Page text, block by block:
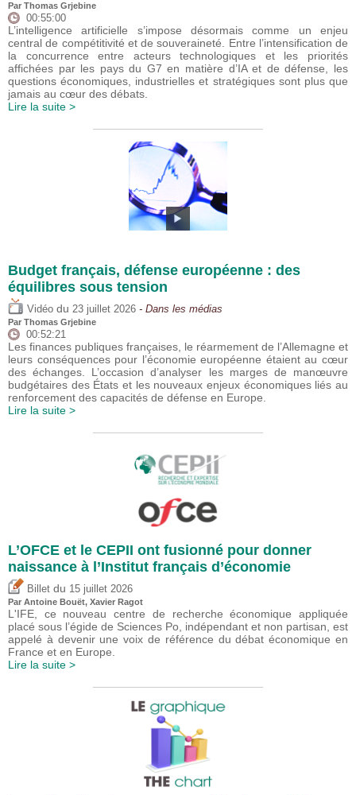
Par Thomas Grjebine
00:55:00
L’intelligence artificielle s’impose désormais comme un enjeu
central de compétitivité et de souveraineté. Entre l’intensification de
la concurrence entre acteurs technologiques et les priorités
affichées par les pays du G7 en matière d’IA et de défense, les
questions économiques, industrielles et stratégiques sont plus que
jamais au cœur des débats.
Lire la suite >
Budget français, défense européenne : des
équilibres sous tension
Vidéo du 23 juillet 2026 - Dans les médias
Par Thomas Grjebine
00:52:21
Les finances publiques françaises, le réarmement de l’Allemagne et
leurs conséquences pour l’économie européenne étaient au cœur
des échanges. L’occasion d’analyser les marges de manœuvre
budgétaires des États et les nouveaux enjeux économiques liés au
renforcement des capacités de défense en Europe.
Lire la suite >
L’OFCE et le CEPII ont fusionné pour donner
naissance à l’Institut français d’économie
Billet du 15 juillet 2026
Par Antoine Bouët, Xavier Ragot
L'IFE, ce nouveau centre de recherche économique appliquée
placé sous l’égide de Sciences Po, indépendant et non partisan, est
appelé à devenir une voix de référence du débat économique en
France et en Europe.
Lire la suite >